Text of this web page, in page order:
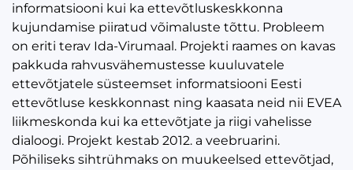
informatsiooni kui ka ettevõtluskeskkonna
kujundamise piiratud võimaluste tõttu. Probleem
on eriti terav Ida-Virumaal. Projekti raames on kavas
pakkuda rahvusvähemustesse kuuluvatele
ettevõtjatele süsteemset informatsiooni Eesti
ettevõtluse keskkonnast ning kaasata neid nii EVEA
liikmeskonda kui ka ettevõtjate ja riigi vahelisse
dialoogi. Projekt kestab 2012. a veebruarini.
Põhiliseks sihtrühmaks on muukeelsed ettevõtjad,